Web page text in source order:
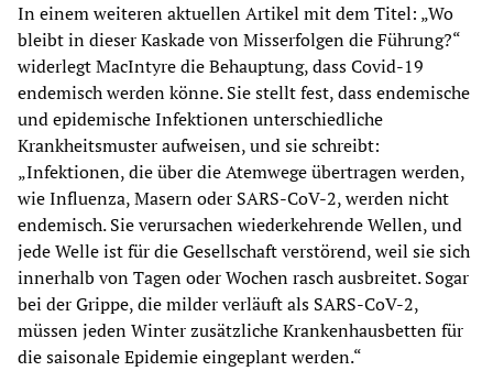
In einem weiteren aktuellen Artikel mit dem Titel: „Wo
bleibt in dieser Kaskade von Misserfolgen die Führung?“
widerlegt MacIntyre die Behauptung, dass Covid-19
endemisch werden könne. Sie stellt fest, dass endemische
und epidemische Infektionen unterschiedliche
Krankheitsmuster aufweisen, und sie schreibt:
„Infektionen, die über die Atemwege übertragen werden,
wie Influenza, Masern oder SARS-CoV-2, werden nicht
endemisch. Sie verursachen wiederkehrende Wellen, und
jede Welle ist für die Gesellschaft verstörend, weil sie sich
innerhalb von Tagen oder Wochen rasch ausbreitet. Sogar
bei der Grippe, die milder verläuft als SARS-CoV-2,
müssen jeden Winter zusätzliche Krankenhausbetten für
die saisonale Epidemie eingeplant werden.“